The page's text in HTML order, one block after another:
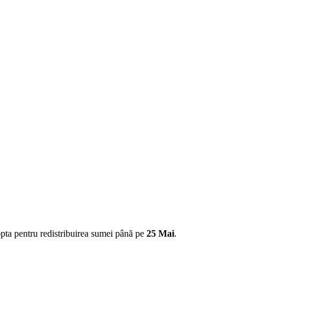
pentru redistribuirea sumei până pe 25 Mai.